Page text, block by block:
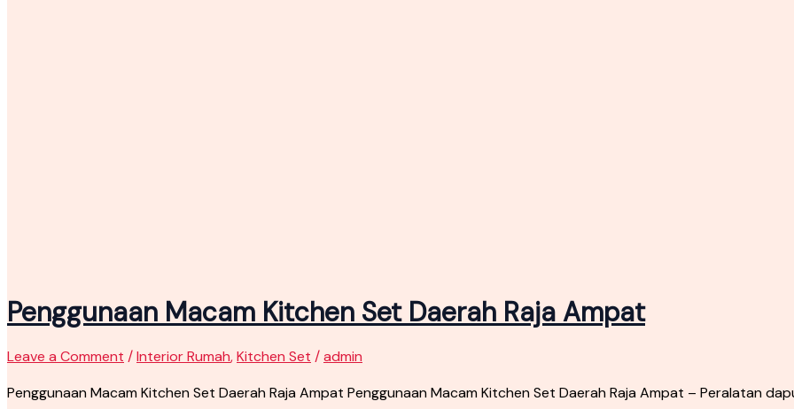
Penggunaan Macam Kitchen Set Daerah Raja Ampat
Leave a Comment /Interior Rumah,Kitchen Set /admin
Penggunaan Macam Kitchen Set Daerah Raja Ampat Penggunaan Macam Kitchen Set Daerah Raja Ampat – Peralatan